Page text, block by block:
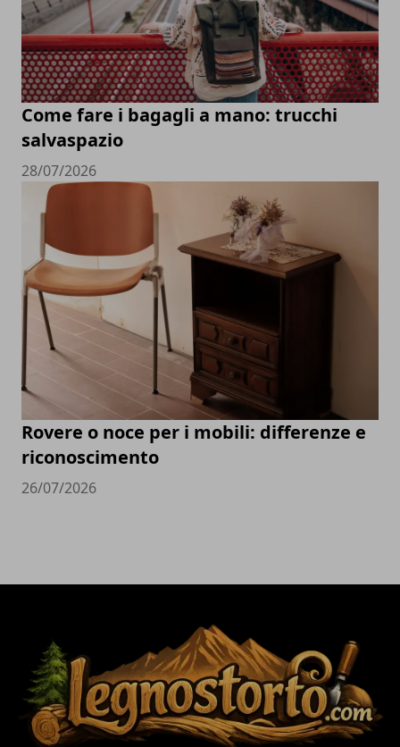
Come fare i bagagli a mano: trucchi
salvaspazio
28/07/2026
Rovere o noce per i mobili: differenze e
riconoscimento
26/07/2026